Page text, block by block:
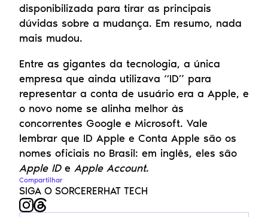
Compartilhar
SIGA O SORCERERHAT TECH
disponibilizada para tirar as principais
dúvidas sobre a mudança. Em resumo, nada
mais mudou.
Entre as gigantes da tecnologia, a única
empresa que ainda utilizava “ID” para
representar a conta de usuário era a Apple, e
o novo nome se alinha melhor às
concorrentes Google e Microsoft. Vale
lembrar que ID Apple e Conta Apple são os
Apple ID e Apple Account.